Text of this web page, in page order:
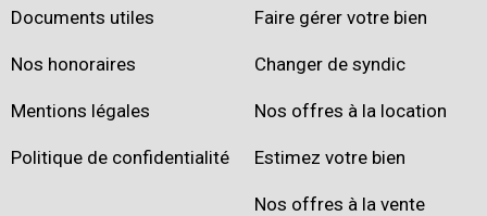
Documents utiles
Nos honoraires
Mentions légales
Politique de confidentialité
Faire gérer votre bien
Changer de syndic
Nos offres à la location
Estimez votre bien
Nos offres à la vente